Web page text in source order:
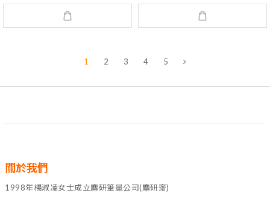
1 2 3 4 5
關於我們
1998年楊淑凌女士成立麋研筆墨公司(麋研齋)